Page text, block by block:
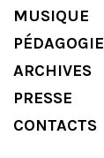
MUSIQUE
ARCHIVES
PRESSE
CONTACTS